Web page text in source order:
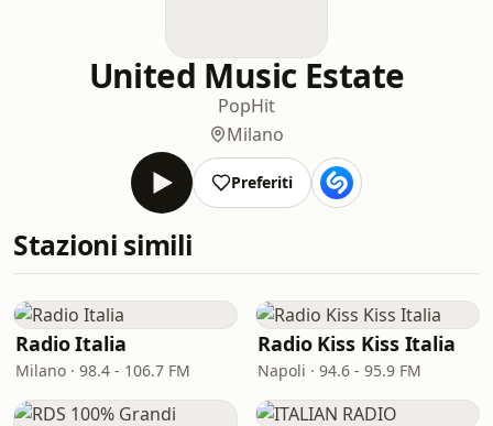
United Music Estate
PopHit
Milano
Preferiti
Stazioni simili
Radio Italia
Milano · 98.4 - 106.7 FM
Radio Kiss Kiss Italia
Napoli · 94.6 - 95.9 FM